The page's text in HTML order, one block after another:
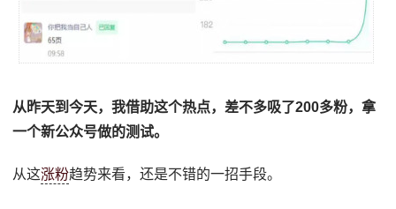
从昨天到今天，我借助这个热点，差不多吸了200多粉，拿
一个新公众号做的测试。
从这涨粉趋势来看，还是不错的一招手段。